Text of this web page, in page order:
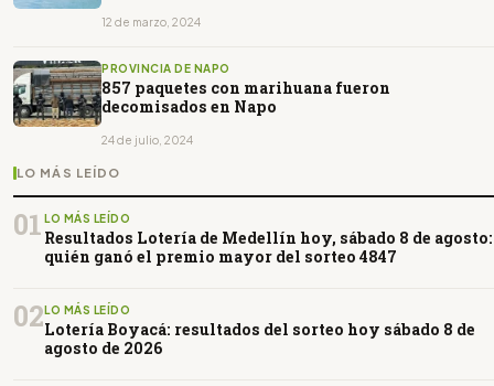
12 de marzo, 2024
PROVINCIA DE NAPO
857 paquetes con marihuana fueron
decomisados en Napo
24 de julio, 2024
LO MÁS LEÍDO
01 LO MÁS LEÍDO
Resultados Lotería de Medellín hoy, sábado 8 de agosto:
quién ganó el premio mayor del sorteo 4847
02LO MÁS LEÍDO
Lotería Boyacá: resultados del sorteo hoy sábado 8 de
agosto de 2026